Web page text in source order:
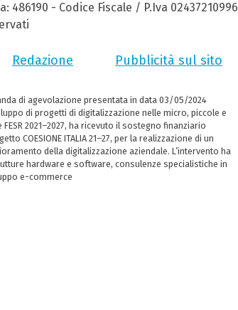
486190 - Codice Fiscale / P.Iva 02437210996
Redazione Pubblicità sul sito
di agevolazione presentata in data 03/05/2024
di progetti di digitalizzazione nelle micro, piccole e
2021–2027, ha ricevuto il sostegno finanziario
COESIONE ITALIA 21–27, per la realizzazione di un
della digitalizzazione aziendale. L’intervento ha
hardware e software, consulenze specialistiche in
e-commerce